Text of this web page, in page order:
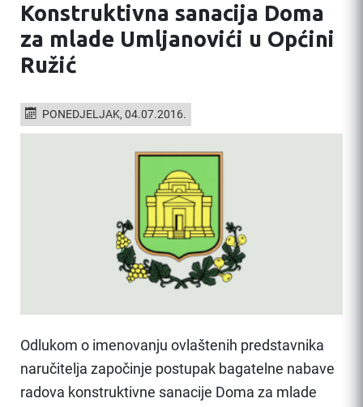
Konstruktivna sanacija Doma
za mlade Umljanovići u Općini
Ružić
PONEDJELJAK, 04.07.2016.
Odlukom o imenovanju ovlaštenih predstavnika
naručitelja započinje postupak bagatelne nabave
radova konstruktivne sanacije Doma za mlade